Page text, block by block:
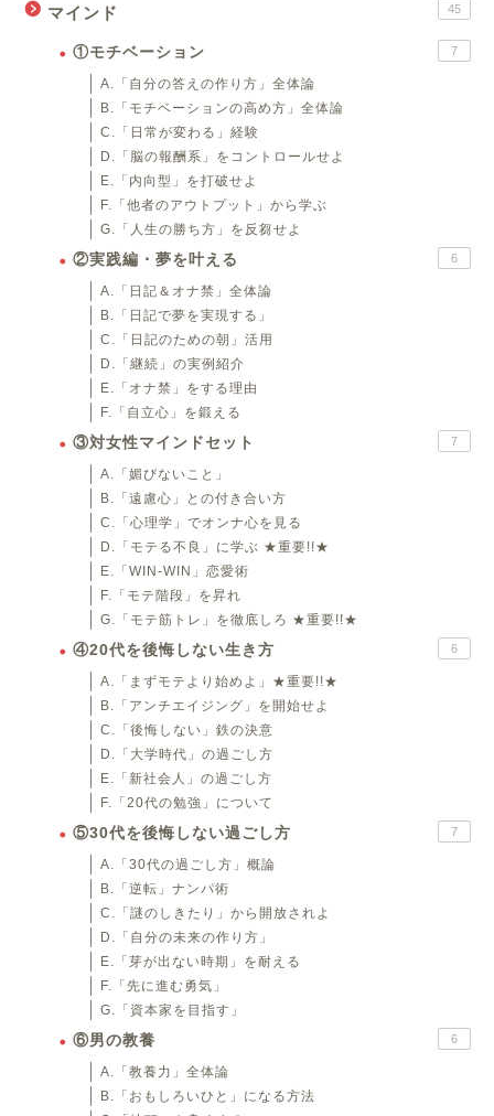
マインド 45
①モチベーション 7
A.「自分の答えの作り方」全体論
B.「モチベーションの高め方」全体論
C.「日常が変わる」経験
D.「脳の報酬系」をコントロールせよ
E.「内向型」を打破せよ
F.「他者のアウトプット」から学ぶ
G.「人生の勝ち方」を反芻せよ
②実践編・夢を叶える 6
A.「日記＆オナ禁」全体論
B.「日記で夢を実現する」
C.「日記のための朝」活用
D.「継続」の実例紹介
E.「オナ禁」をする理由
F.「自立心」を鍛える
③対女性マインドセット 7
A.「媚びないこと」
B.「遠慮心」との付き合い方
C.「心理学」でオンナ心を見る
D.「モテる不良」に学ぶ ★重要!!★
E.「WIN-WIN」恋愛術
F.「モテ階段」を昇れ
G.「モテ筋トレ」を徹底しろ ★重要!!★
④20代を後悔しない生き方 6
A.「まずモテより始めよ」★重要!!★
B.「アンチエイジング」を開始せよ
C.「後悔しない」鉄の決意
D.「大学時代」の過ごし方
E.「新社会人」の過ごし方
F.「20代の勉強」について
⑤30代を後悔しない過ごし方 7
A.「30代の過ごし方」概論
B.「逆転」ナンパ術
C.「謎のしきたり」から開放されよ
D.「自分の未来の作り方」
E.「芽が出ない時期」を耐える
F.「先に進む勇気」
G.「資本家を目指す」
⑥男の教養 6
A.「教養力」全体論
B.「おもしろいひと」になる方法